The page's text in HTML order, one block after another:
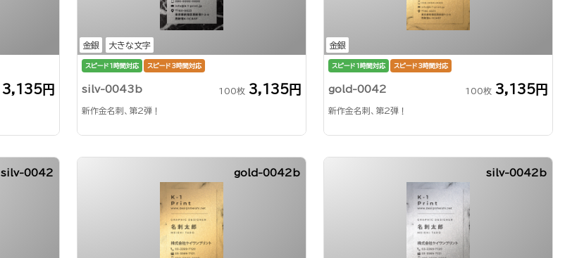
3,135円
金銀 大きな文字
スピード1時間対応 スピード3時間対応
silv-0043b 100枚 3,135円
新作金名刺、第2弾！
金銀
スピード1時間対応 スピード3時間対応
gold-0042 100枚 3,135円
新作金名刺、第2弾！
silv-0042 gold-0042b silv-0042b